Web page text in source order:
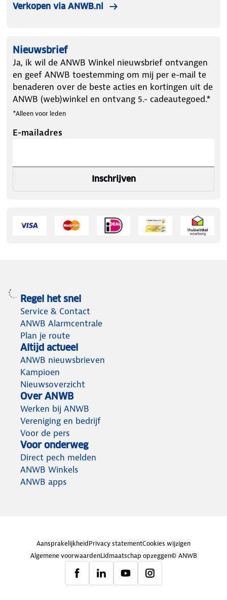
Verkopen via ANWB.nl
Nieuwsbrief
Ja, ik wil de ANWB Winkel nieuwsbrief ontvangen
en geef ANWB toestemming om mij per e-mail te
benaderen over de beste acties en kortingen uit de
ANWB (web)winkel en ontvang 5.- cadeautegoed.*
*Alleen voor leden
E-mailadres
Inschrijven
Regel het snel
Service & Contact
ANWB Alarmcentrale
Plan je route
Altijd actueel
ANWB nieuwsbrieven
Kampioen
Nieuwsoverzicht
Over ANWB
Werken bij ANWB
Vereniging en bedrijf
Voor de pers
Voor onderweg
Direct pech melden
ANWB Winkels
ANWB apps
AansprakelijkheidPrivacy statementCookies wijzigen
Algemene voorwaardenLidmaatschap opzeggen© ANWB